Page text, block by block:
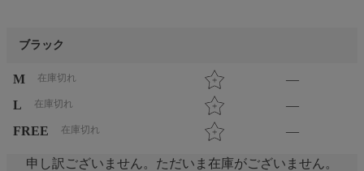
ブラック
M 在庫切れ
—
L
在庫切れ
—
FREE
在庫切れ —
申し訳ございません。ただいま在庫がございません。